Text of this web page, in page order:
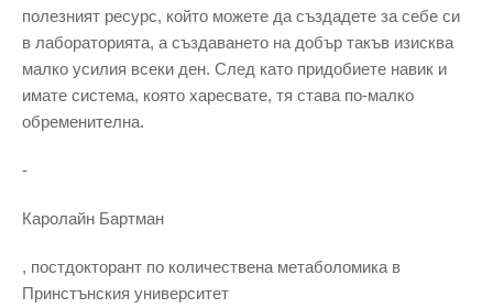
полезният ресурс, който можете да създадете за себе си
в лабораторията, а създаването на добър такъв изисква
малко усилия всеки ден. След като придобиете навик и
имате система, която харесвате, тя става по-малко
обременителна.
-
Каролайн Бартман
, постдокторант по количествена метаболомика в
Принстънския университет